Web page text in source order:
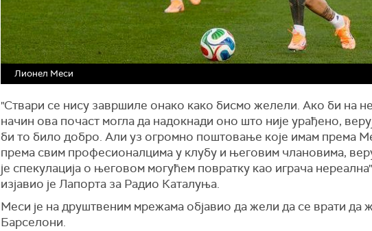
Лионел Меси
"Ствари се нису завршиле онако како бисмо желели. Ако би на
начин ова почаст могла да надокнади оно што није урађено,
би то било добро. Али уз огромно поштовање које имам према
према свим професионалцима у клубу и његовим члановима,
је спекулација о његовом могућем повратку као играча
изјавио је Лапорта за Радио Каталуња.
Меси је на друштвеним мрежама објавио да жели да се врати да
Барселони.